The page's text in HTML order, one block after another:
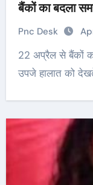
बैंकों का बदला
Pnc Desk
22 अप्रैल से बैंकों का समय 10 से 2 बजे कोरोना संक्रमण से
उपजे हालात को